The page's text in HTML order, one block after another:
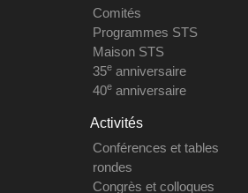
Comités
Programmes STS
Maison STS
35eanniversaire
40eanniversaire
Activités
Conférences et tables
rondes
Congrès et colloques